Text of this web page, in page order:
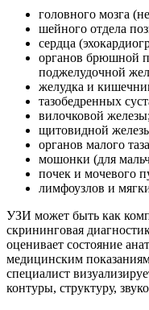
головного мозга
шейного отдела
сердца
органов брюшной
поджелудочной
желудка и
тазобедренных
вилочковой железы;
щитовидной
органов малого
мошонки (для
почек и мочевого
лимфоузлов и
УЗИ может быть как
скрининговая
оценивает состояние
медицинским
специалист
контуры, структуру,